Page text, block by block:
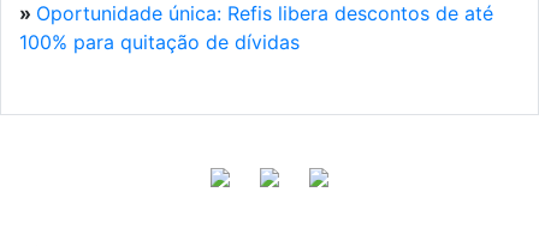
» Oportunidade única: Refis libera descontos de até
100% para quitação de dívidas